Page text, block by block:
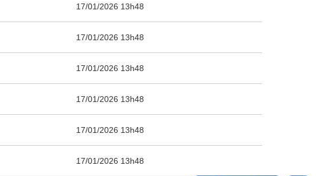
17/01/2026 13h48
17/01/2026 13h48
17/01/2026 13h48
17/01/2026 13h48
17/01/2026 13h48
17/01/2026 13h48